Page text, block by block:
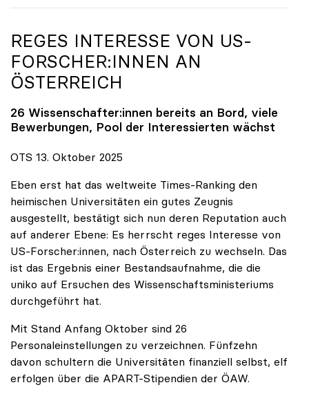
REGES INTERESSE VON US-
FORSCHER:INNEN AN
ÖSTERREICH
26 Wissenschafter:innen bereits an Bord, viele
Bewerbungen, Pool der Interessierten wächst
OTS 13. Oktober 2025
Eben erst hat das weltweite Times-Ranking den
heimischen Universitäten ein gutes Zeugnis
ausgestellt, bestätigt sich nun deren Reputation auch
auf anderer Ebene: Es herrscht reges Interesse von
US-Forscher:innen, nach Österreich zu wechseln. Das
ist das Ergebnis einer Bestandsaufnahme, die die
uniko auf Ersuchen des Wissenschaftsministeriums
durchgeführt hat.
Mit Stand Anfang Oktober sind 26
Personaleinstellungen zu verzeichnen. Fünfzehn
davon schultern die Universitäten finanziell selbst, elf
erfolgen über die APART-Stipendien der ÖAW.